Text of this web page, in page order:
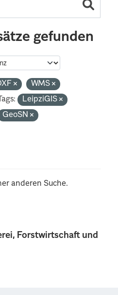
Forstwirtschaft und
gefunden
WMS
Tags:
LeipziGIS
GeoSN
anderen Suche.